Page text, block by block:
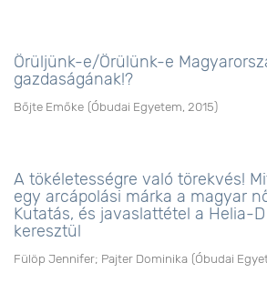
Örüljünk-e/Örülünk-e
gazdaságának!?
Bőjte Emőke (Óbudai Egyetem 2015)
A tökéletességre való törekvés!
egy arcápolási márka a magyar
Kutatás, és javaslattétel a Helia-
keresztül
Fülöp Jennifer; Pajter Dominika (Óbudai